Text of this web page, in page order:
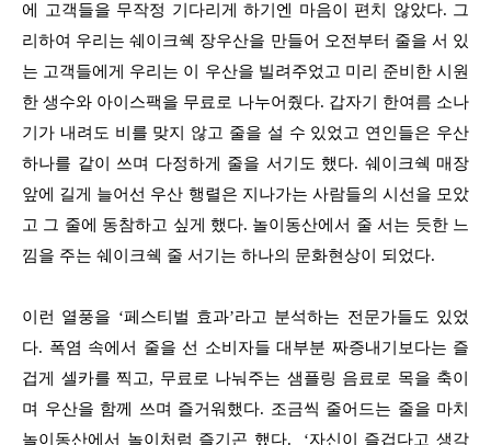
에 고객들을 무작정 기다리게 하기엔 마음이 편치 않았다. 그
리하여 우리는 쉐이크쉑 장우산을 만들어 오전부터 줄을 서 있
는 고객들에게 우리는 이 우산을 빌려주었고 미리 준비한 시원
한 생수와 아이스팩을 무료로 나누어줬다. 갑자기 한여름 소나
기가 내려도 비를 맞지 않고 줄을 설 수 있었고 연인들은 우산
하나를 같이 쓰며 다정하게 줄을 서기도 했다. 쉐이크쉑 매장
앞에 길게 늘어선 우산 행렬은 지나가는 사람들의 시선을 모았
고 그 줄에 동참하고 싶게 했다. 놀이동산에서 줄 서는 듯한 느
낌을 주는 쉐이크쉑 줄 서기는 하나의 문화현상이 되었다.
이런 열풍을 ‘페스티벌 효과’라고 분석하는 전문가들도 있었
다. 폭염 속에서 줄을 선 소비자들 대부분 짜증내기보다는 즐
겁게 셀카를 찍고, 무료로 나눠주는 샘플링 음료로 목을 축이
며 우산을 함께 쓰며 즐거워했다. 조금씩 줄어드는 줄을 마치
놀이동산에서 놀이처럼 즐기곤 했다. ‘자신이 즐겁다고 생각